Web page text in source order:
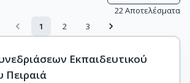
22Αποτελέσματα
1
2 3
Εκπαιδευτικού
Πειραιά